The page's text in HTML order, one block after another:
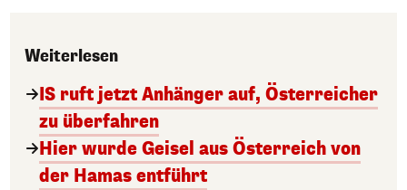
Weiterlesen
IS ruft jetzt Anhänger auf, Österreicher
zu überfahren
Hier wurde Geisel aus Österreich von
der Hamas entführt